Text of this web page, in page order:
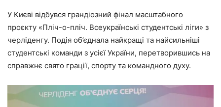
У Києві відбувся грандіозний фінал масштабного
проєкту «Пліч-о-пліч. Всеукраїнські студентські ліги» з
черліденгу. Подія об’єднала найкращі та найсильніші
студентські команди з усієї України, перетворившись на
справжнє свято грації, спорту та командного духу.